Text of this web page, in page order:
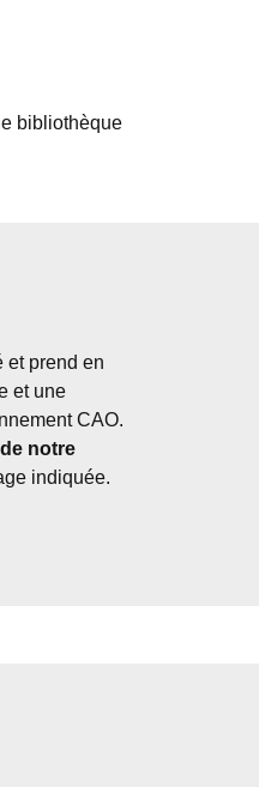
bibliothèque
et prend en
et une
notre
indiquée.